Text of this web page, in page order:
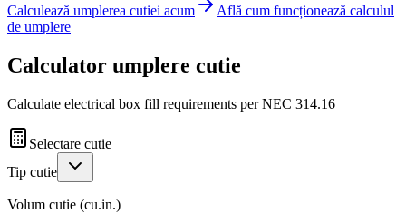
Calculează umplerea cutiei acum
Află cum funcționează calculul
de umplere
Calculator umplere cutie
Calculate electrical box fill requirements per NEC 314.16
Selectare cutie
Tip cutie
Volum cutie (cu.in.)